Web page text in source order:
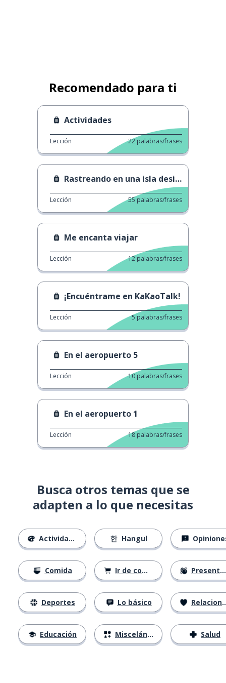
Recomendado para ti
Actividades
Lección 22 palabras/frases
Rastreando en una isla desierta
Lección 55 palabras/frases
Me encanta viajar
Lección 12 palabras/frases
¡Encuéntrame en KaKaoTalk!
Lección 5 palabras/frases
En el aeropuerto 5
Lección 10 palabras/frases
En el aeropuerto 1
Lección 18 palabras/frases
Busca otros temas que se
adapten a lo que necesitas
Actividades
Comida
Deportes
Educación
Hangul
Ir de compras
Lo básico
Misceláneo
Presentándose
Relaciones
Salud